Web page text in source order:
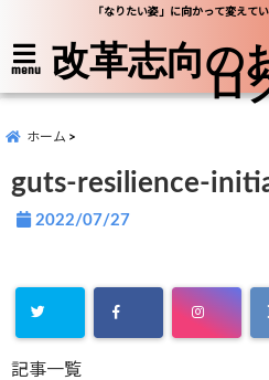
「なりたい姿」に向かって変えて
menu 改革志向の
ロ
ホーム
guts-resilience-
2022/07/27
記事一覧